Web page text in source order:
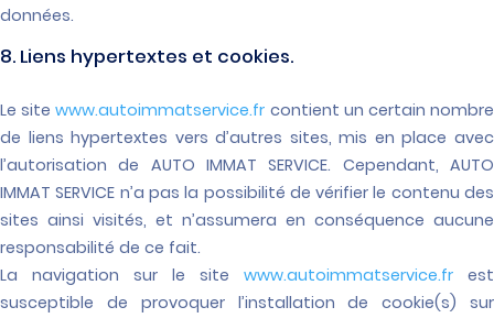
données.
8. Liens hypertextes et cookies.
Le sitewww.autoimmatservice.fr contient un certain nombre
de liens hypertextes vers d’autres sites, mis en place avec
l’autorisation de AUTO IMMAT SERVICE. Cependant, AUTO
IMMAT SERVICE n’a pas la possibilité de vérifier le contenu des
sites ainsi visités, et n’assumera en conséquence aucune
responsabilité de ce fait.
La navigation sur le site www.autoimmatservice.fr est
susceptible de provoquer l’installation de cookie(s) sur